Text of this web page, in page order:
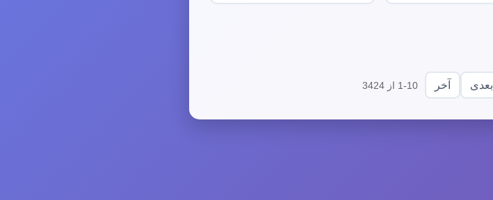
بعدی آخر 1-10 از 3424